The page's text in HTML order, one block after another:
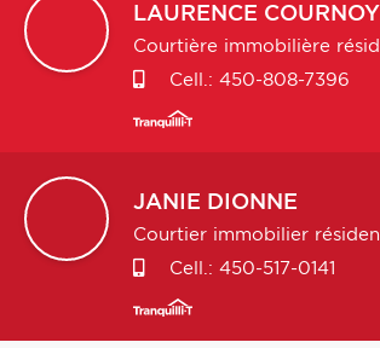
LAURENCE
Courtière immobilière
Cell.: 450-808-7396
JANIE DIONNE
Courtier immobilier
Cell.: 450-517-0141